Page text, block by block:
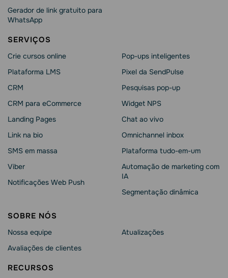
Gerador de link gratuito para
WhatsApp
SERVIÇOS
Crie cursos online
Plataforma LMS
CRM
CRM para eCommerce
Landing Pages
Link na bio
SMS em massa
Viber
Notificações Web Push
Pop-ups inteligentes
Pixel da SendPulse
Pesquisas pop-up
Widget NPS
Chat ao vivo
Omnichannel inbox
Plataforma tudo-em-um
Automação de marketing com
IA
Segmentação dinâmica
SOBRE NÓS
Nossa equipe
Avaliações de clientes
Atualizações
RECURSOS